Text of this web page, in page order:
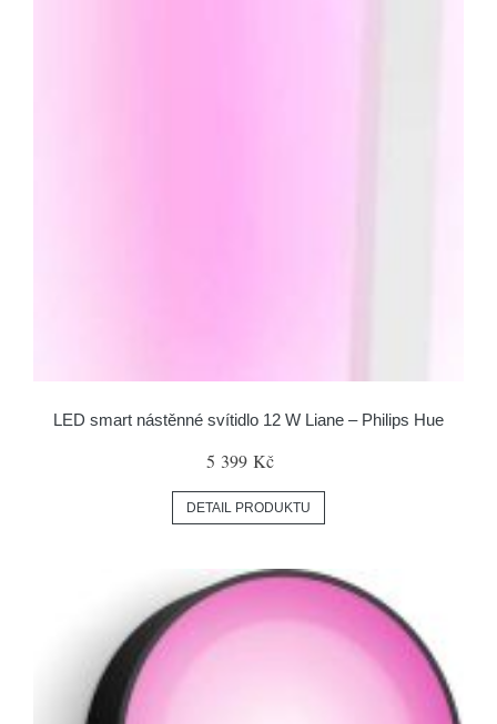
LED smart nástěnné svítidlo 12 W Liane – Philips Hue
5 399 Kč
DETAIL PRODUKTU